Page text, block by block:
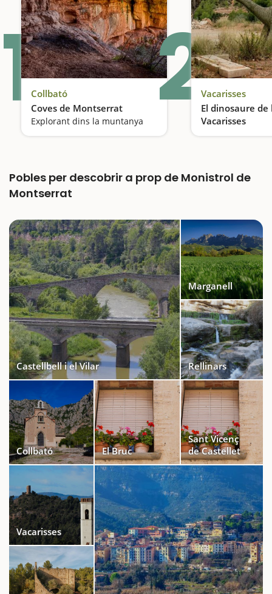
1 Collbató
Coves de Montserrat
Explorant dins la muntanya 2Vacarisses
El dinosaure de
Vacarisses
Pobles per descobrir a prop de Monistrol de
Montserrat
Castellbell i el Vilar
Marganell
Rellinars
Collbató El Bruc
Sant Vicenç
de Castellet
Vacarisses